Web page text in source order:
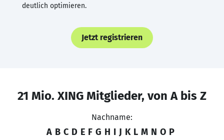
deutlich optimieren.
Jetzt registrieren
21 Mio. XING Mitglieder, von A bis Z
Nachname:
A B C D E F G H I J K L M N O P